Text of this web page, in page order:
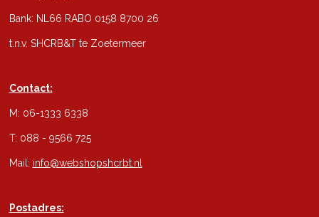
Bank: NL66 RABO 0158 8700 26
t.n.v. SHCRB&T te Zoetermeer
Contact:
M: 06-1333 6338
T: 088 - 9566 725
Mail: info@webshopshcrbt.nl
Postadres: